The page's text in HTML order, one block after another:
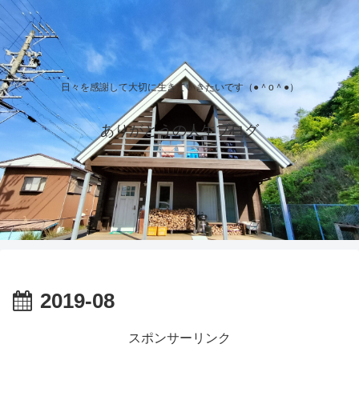
日々を感謝して大切に生きていきたいです（●＾o＾●）
ありがとうの人生ブログ
2019-08
スポンサーリンク